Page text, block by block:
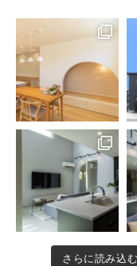
さらに読み込む